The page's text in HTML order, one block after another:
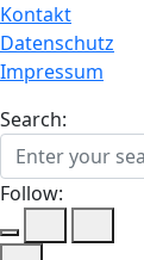
Kontakt
Datenschutz
Impressum
Search:
Follow: